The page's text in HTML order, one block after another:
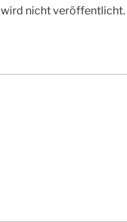
nicht veröffentlicht.